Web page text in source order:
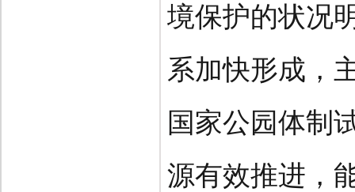
境保护的状况
系加快形成，
国家公园体制
源有效推进，